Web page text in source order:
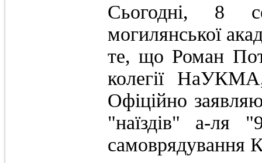
Сьогодні, 8
могилянської
те, що Роман
колегії
Офіційно
"наїздів" а-ля
самоврядування